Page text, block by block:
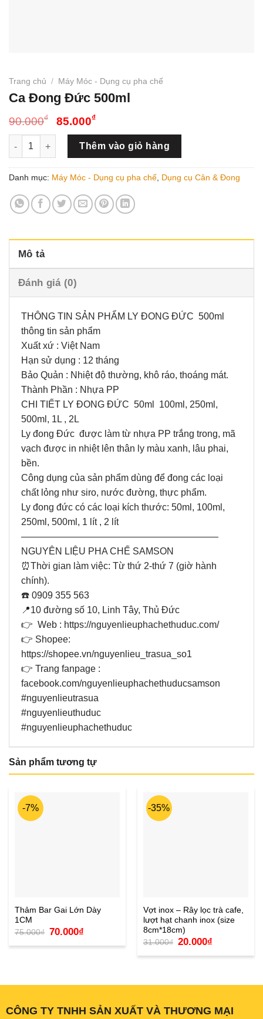
Trang chủ / Máy Móc - Dụng cụ pha chế
Ca Đong Đức 500ml
90.000₫
Giá
gốc
90.000₫.
85.000₫Giá
hiện
tại
là:
85.000₫.
Ca Đong Đức 500ml số lượng
Thêm vào giỏ hàng
Danh mục: Máy Móc - Dụng cụ pha chế Dụng cụ Cân & Đong
Mô tả
Đánh giá (0)
THÔNG TIN SẢN PHẨM LY ĐONG ĐỨC 500ml
thông tin sản phẩm
Xuất xứ : Việt Nam
Hạn sử dụng : 12 tháng
Bảo Quản : Nhiệt độ thường, khô ráo, thoáng mát.
Thành Phần : Nhựa PP
CHI TIẾT LY ĐONG ĐỨC 50ml 100ml, 250ml,
500ml, 1L , 2L
Ly đong Đức được làm từ nhựa PP trắng trong, mã
vạch được in nhiệt lên thân ly màu xanh, lâu phai,
bền.
Công dụng của sản phẩm dùng để đong các loại
chất lỏng như siro, nước đường, thực phẩm.
Ly đong đức có các loại kích thước: 50ml, 100ml,
250ml, 500ml, 1 lít , 2 lít
—————————————————————
NGUYÊN LIỆU PHA CHẾ SAMSON
⏰Thời gian làm việc: Từ thứ 2-thứ 7 (giờ hành
chính).
☎️ 0909 355 563
📍10 đường số 10, Linh Tây, Thủ Đức
👉 Web : https://nguyenlieuphachethuduc.com/
👉 Shopee:
https://shopee.vn/nguyenlieu_trasua_so1
👉 Trang fanpage :
facebook.com/nguyenlieuphachethuducsamson
#nguyenlieutrasua
#nguyenlieuthuduc
#nguyenlieuphachethuduc
Sản phẩm tương tự
-7%
Thảm Bar Gai Lớn Dày
1CM
75.000₫ Giá
gốc
là:
70.000₫Giá
tại
-35%
Vợt inox – Rây lọc trà cafe,
lượt hạt chanh inox (size
8cm*18cm)
31.000₫ Giá
gốc
là:
20.000₫Giá
tại
CÔNG TY TNHH SẢN XUẤT VÀ THƯƠNG MẠI